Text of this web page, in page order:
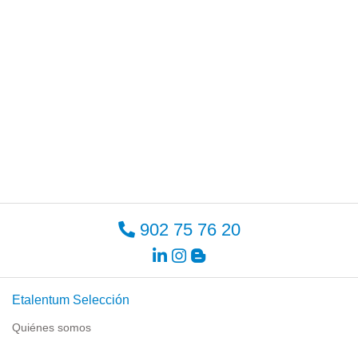
902 75 76 20
Etalentum Selección
Quiénes somos